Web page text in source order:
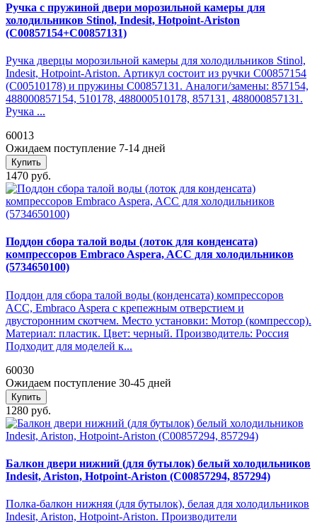
Ручка с пружиной двери морозильной камеры для
холодильников Stinol, Indesit, Hotpoint-Ariston
(C00857154+C00857131)
Ручка дверцы морозильной камеры для холодильников Stinol,
Indesit, Hotpoint-Ariston. Артикул состоит из ручки C00857154
(C00510178) и пружины C00857131. Аналоги/замены: 857154,
488000857154, 510178, 488000510178, 857131, 488000857131.
Ручка ...
60013
Ожидаем поступление 7-14 дней
Купить
1470 руб.
Поддон сбора талой воды (лоток для конденсата)
компрессоров Embraco Aspera, ACC для холодильников
(5734650100)
Поддон для сбора талой воды (конденсата) компрессоров
ACC, Embraco Aspera с крепежным отверстием и
двусторонним скотчем. Место установки: Мотор (компрессор).
Материал: пластик. Цвет: черный. Производитель: Россия
Подходит для моделей к...
60030
Ожидаем поступление 30-45 дней
Купить
1280 руб.
Балкон двери нижний (для бутылок) белый холодильников
Indesit, Ariston, Hotpoint-Ariston (C00857294, 857294)
Полка-балкон нижняя (для бутылок), белая для холодильников
Indesit, Ariston, Hotpoint-Ariston. Производители